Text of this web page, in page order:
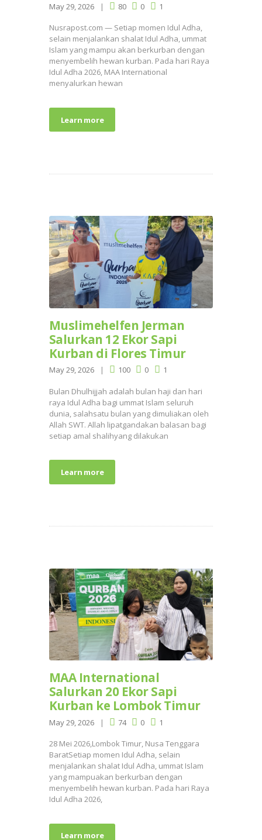
May 29, 2026 80 0 1
Nusrapost.com — Setiap momen Idul Adha,
selain menjalankan shalat Idul Adha, ummat
Islam yang mampu akan berkurban dengan
menyembelih hewan kurban. Pada hari Raya
Idul Adha 2026, MAA International
menyalurkan hewan
Learn more
Muslimehelfen Jerman
Salurkan 12 Ekor Sapi
Kurban di Flores Timur
May 29, 2026 100 0 1
Bulan Dhulhijjah adalah bulan haji dan hari
raya Idul Adha bagi ummat Islam seluruh
dunia, salahsatu bulan yang dimuliakan oleh
Allah SWT. Allah lipatgandakan balasan bagi
setiap amal shalihyang dilakukan
Learn more
MAA International
Salurkan 20 Ekor Sapi
Kurban ke Lombok Timur
May 29, 2026 74 0 1
28 Mei 2026,Lombok Timur, Nusa Tenggara
BaratSetiap momen Idul Adha, selain
menjalankan shalat Idul Adha, ummat Islam
yang mampuakan berkurban dengan
menyembelih hewan kurban. Pada hari Raya
Idul Adha 2026,
Learn more